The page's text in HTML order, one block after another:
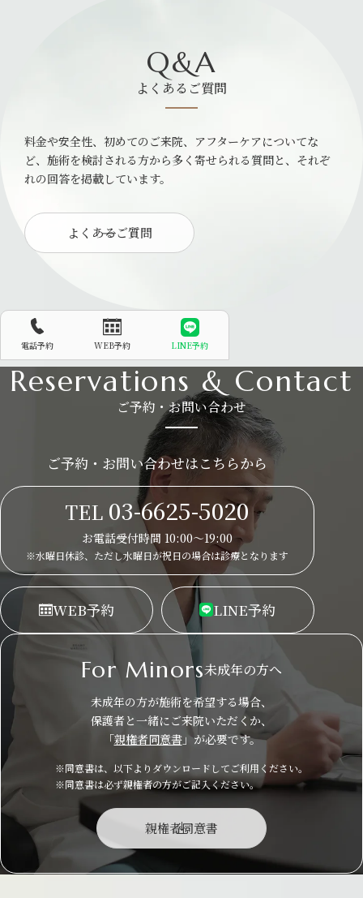
Q&A
よくあるご質問
料金や安全性、初めてのご来院、アフターケアについてな
ど、施術を検討される方から多く寄せられる質問と、それぞ
れの回答を掲載しています。
よくあるご質問
電話予約 WEB予約 LINE予約
Reservations & Contact
ご予約・お問い合わせ
ご予約・お問い合わせはこちらから
TEL 03-6625-5020
お電話受付時間 10:00～19:00
※水曜日休診、ただし水曜日が祝日の場合は診療となります
WEB予約 LINE予約
For Minors未成年の方へ
未成年の方が施術を希望する場合、
保護者と一緒にご来院いただくか、
「親権者同意書」が必要です。
※同意書は、以下よりダウンロードしてご利用ください。
※同意書は必ず親権者の方がご記入ください。
親権者同意書